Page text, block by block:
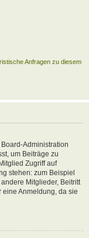
Anfragen zu diesem
Administration
um Beiträge zu
Zugriff auf
stehen: zum Beispiel
Mitglieder, Beitritt
Anmeldung, da sie